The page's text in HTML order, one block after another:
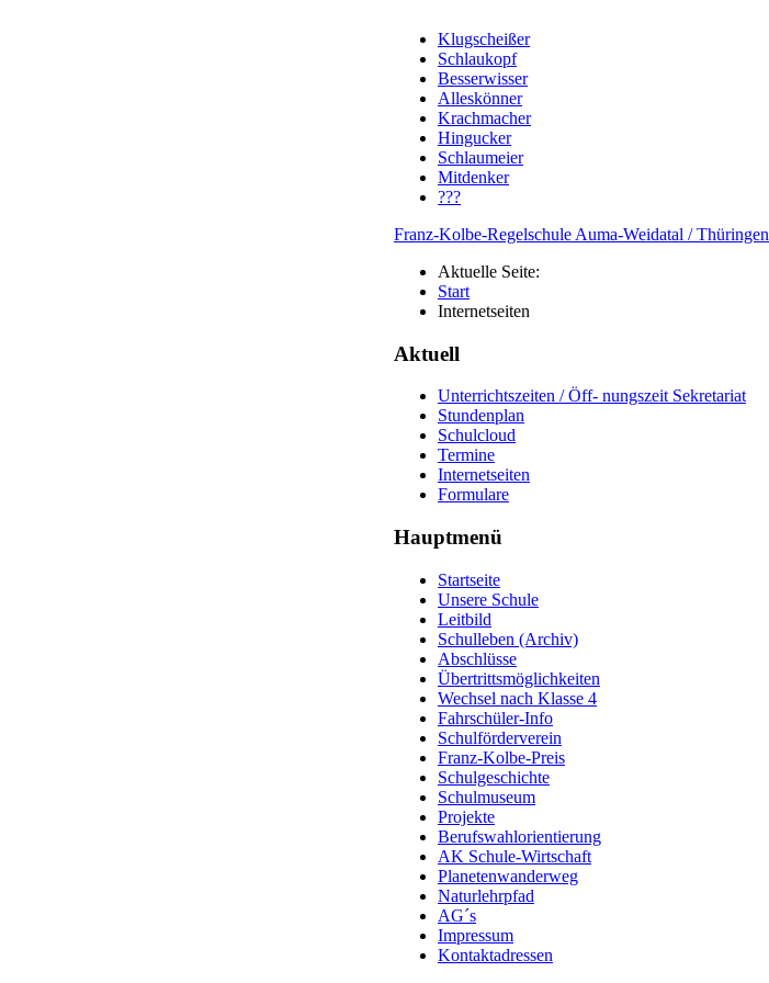
Klugscheißer
Schlaukopf
Besserwisser
Alleskönner
Krachmacher
Hingucker
Schlaumeier
Mitdenker
???
Franz-Kolbe-Regelschule Auma-Weidatal / Thüringen
Aktuelle Seite:
Start
Internetseiten
Aktuell
Unterrichtszeiten / Öff- nungszeit Sekretariat
Stundenplan
Schulcloud
Termine
Internetseiten
Formulare
Hauptmenü
Startseite
Unsere Schule
Leitbild
Schulleben (Archiv)
Abschlüsse
Übertrittsmöglichkeiten
Wechsel nach Klasse 4
Fahrschüler-Info
Schulförderverein
Franz-Kolbe-Preis
Schulgeschichte
Schulmuseum
Projekte
Berufswahlorientierung
AK Schule-Wirtschaft
Planetenwanderweg
Naturlehrpfad
AG´s
Impressum
Kontaktadressen